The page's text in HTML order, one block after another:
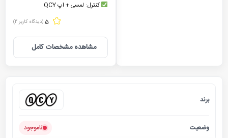
کنترل: لمسی + اپ QCY
5 (دیدگاه کاربر2
)
مشاهده مشخصات کامل
برند
وضعیت ناموجود